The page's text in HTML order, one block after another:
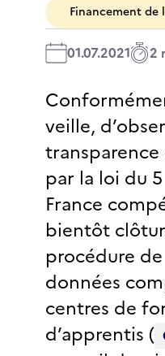
01.07.2021 2
veille,
par la loi du
France
bientôt
procédure
données
centres de
d’apprentis (